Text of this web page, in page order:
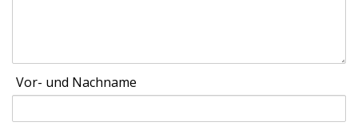
Vor- und Nachname